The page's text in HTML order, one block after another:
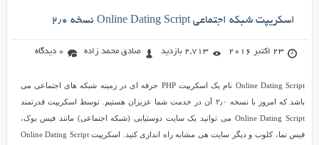
اسکریپت شبکه اجتماعی Online Dating Script نسخه ۲٫۰
23 اکتبر 2016 2,713 بازدید صادق محمد زاده 0 دیدگاه
Online Dating Script نام یک اسکریپت PHP حرفه ای در زمینه شبکه های اجتماعی می
باشد که امروز با نسخه ۲٫۰ آن در خدمت شما عزیزان هستیم. توسط اسکریپت قدرتمند
Online Dating Script می توانید یک سایت دوستیابی (شبکه اجتماعی) مانند فیس بوک،
فیس نما، کلوب و دیگر سایت هی مشابه راه اندازی کنید. اسکریپت Online Dating Script